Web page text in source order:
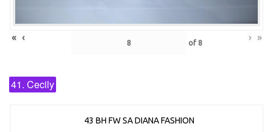
« ‹ of 8 › »
41. Cecily
43 BH FW SA DIANA FASHION